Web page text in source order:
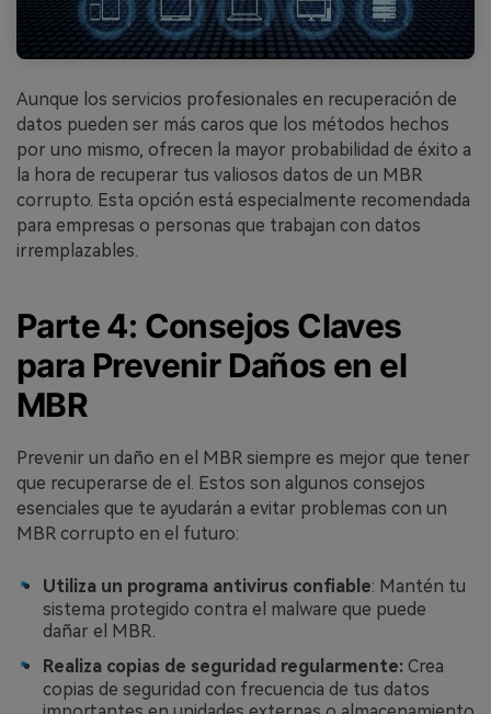
Aunque los servicios profesionales en recuperación de
datos pueden ser más caros que los métodos hechos
por uno mismo, ofrecen la mayor probabilidad de éxito a
la hora de recuperar tus valiosos datos de un MBR
corrupto.󠀲󠀡󠀩󠀣󠀡󠀩󠀣󠀥󠀦󠀳󠀰 Esta opción está especialmente recomendada
para empresas o personas que trabajan con datos
irremplazables.
Parte 4: Consejos Claves
para Prevenir Daños en el
MBR
Prevenir un daño en el MBR siempre es mejor que tener
que recuperarse de el. Estos son algunos consejos
esenciales que te ayudarán a evitar problemas con un
MBR corrupto en el futuro:󠀲󠀡󠀩󠀣󠀡󠀩󠀣󠀦󠀠󠀳
Utiliza un programa antivirus confiable: Mantén tu
sistema protegido contra el malware que puede
dañar el MBR.󠀲󠀡󠀩󠀣󠀡󠀩󠀣󠀦󠀡󠀳
Realiza copias de seguridad regularmente: Crea
copias de seguridad con frecuencia de tus datos